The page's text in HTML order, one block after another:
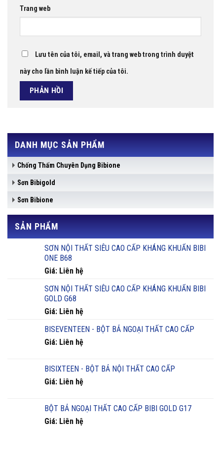
Trang web
Lưu tên của tôi, email, và trang web trong trình duyệt
này cho lần bình luận kế tiếp của tôi.
DANH MỤC SẢN PHẨM
Chống Thấm Chuyên Dụng Bibione
Sơn Bibigold
Sơn Bibione
SẢN PHẨM
SƠN NỘI THẤT SIÊU CAO CẤP KHÁNG KHUẨN BIBI
ONE B68
Giá: Liên hệ
SƠN NỘI THẤT SIÊU CAO CẤP KHÁNG KHUẨN BIBI
GOLD G68
Giá: Liên hệ
BISEVENTEEN - BỘT BẢ NGOẠI THẤT CAO CẤP
Giá: Liên hệ
BISIXTEEN - BỘT BẢ NỘI THẤT CAO CẤP
Giá: Liên hệ
BỘT BẢ NGOẠI THẤT CAO CẤP BIBI GOLD G17
Giá: Liên hệ